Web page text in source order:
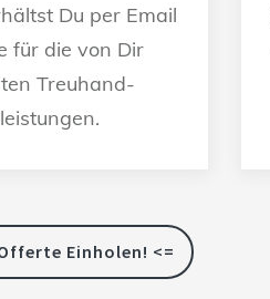
Du per Email
für die von Dir
Treuhand-
Einholen! <=